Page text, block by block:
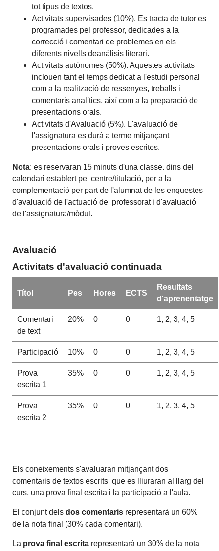
tot tipus de textos.
Activitats supervisades (10%). Es tracta de tutories
programades pel professor, dedicades a la
correcció i comentari de problemes en els
diferents nivells deanálisis literari.
Activitats autònomes (50%). Aquestes activitats
inclouen tant el temps dedicat a l'estudi personal
com a la realització de ressenyes, treballs i
comentaris analítics, així com a la preparació de
presentacions orals.
Activitats d'Avaluació (5%). L'avaluació de
l'assignatura es durà a terme mitjançant
presentacions orals i proves escrites.
Nota: es reservaran 15 minuts d'una classe, dins del
calendari establert pel centre/titulació, per a la
complementació per part de l'alumnat de les enquestes
d'avaluació de l'actuació del professorat i d'avaluació
de l'assignatura/mòdul.
Avaluació
Activitats d'avaluació continuada
Títol Pes Hores ECTS
Resultats
d'aprenentatge
Comentari
de text
20% 0 0 1, 2, 3, 4, 5
Participació 10% 0 0 1, 2, 3, 4, 5
Prova
escrita 1
35% 0 0 1, 2, 3, 4, 5
Prova
escrita 2
35% 0 0 1, 2, 3, 4, 5
Els coneixements s'avaluaran mitjançant dos
comentaris de textos escrits, que es lliuraran al llarg del
curs, una prova final escrita i la participació a l'aula.
El conjunt delsdos comentaris representarà un 60%
de la nota final (30% cada comentari).
La prova final escrita representarà un 30% de la nota